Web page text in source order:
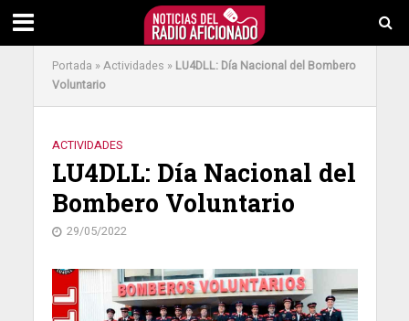
Portada »Actividades » LU4DLL: Día Nacional del Bombero
Voluntario
ACTIVIDADES
LU4DLL: Día Nacional del
Bombero Voluntario
29/05/2022